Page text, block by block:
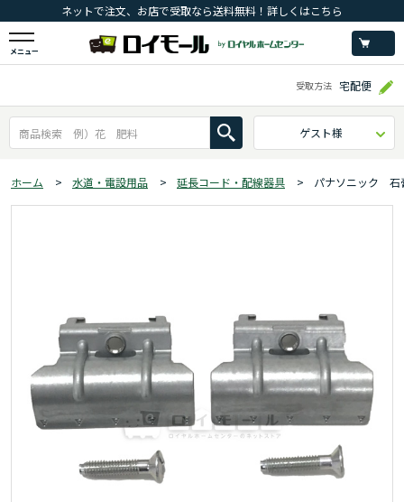
ネットで注文、お店で受取なら送料無料！詳しくはこちら
メニュー
受取方法 宅配便
ゲスト様
ホーム > 水道・電設用品 > 延長コード・配線器具 > パナソニック 石